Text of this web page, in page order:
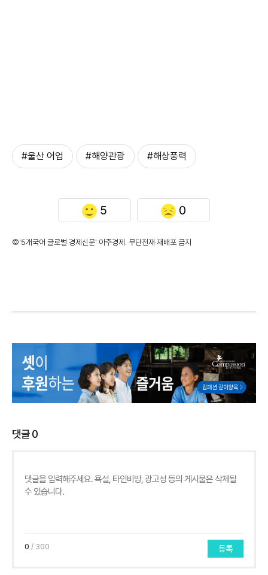
#울산 어업 #해양관광 #해상풍력
5 0
©'5개국어 글로벌 경제신문' 아주경제. 무단전재·재배포 금지
댓글0
0 / 300 등록